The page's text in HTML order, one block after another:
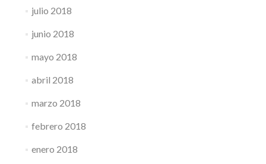
julio 2018
junio 2018
mayo 2018
abril 2018
marzo 2018
febrero 2018
enero 2018